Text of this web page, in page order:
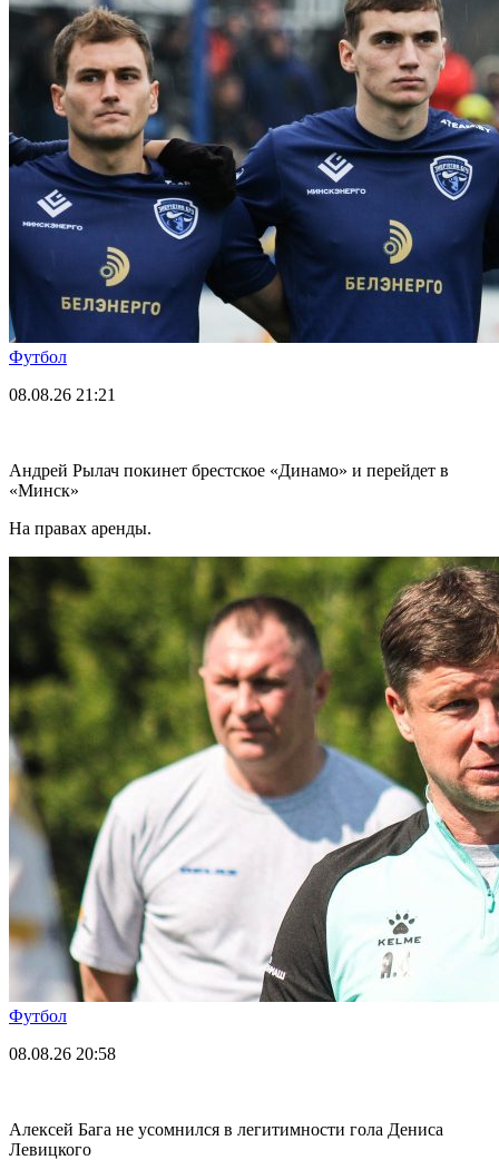
Футбол
08.08.26 21:21
Андрей Рылач покинет брестское «Динамо» и перейдет в
«Минск»
На правах аренды.
Футбол
08.08.26 20:58
Алексей Бага не усомнился в легитимности гола Дениса
Левицкого